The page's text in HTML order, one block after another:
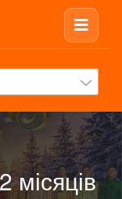
місяців